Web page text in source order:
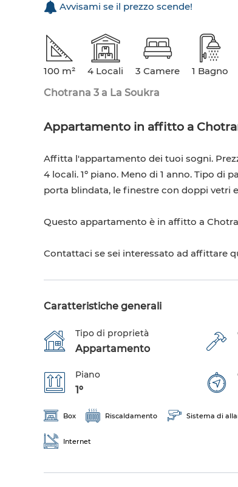
Avvisami se il prezzo scende!
100 m² 4 Locali 3 Camere
1 Bagno
Chotrana 3 a La Soukra
Appartamento in affitto a
Affitta l'appartamento dei tuoi sogni.
4 locali. 1º piano. Meno di 1 anno. Tipo di
porta blindata, le finestre con doppi vetri
Questo appartamento è in affitto a
Contattaci se sei interessato ad affittare
Caratteristiche generali
Tipo di proprietà
Appartamento
Piano
1º
Box Riscaldamento Sistema di
Internet